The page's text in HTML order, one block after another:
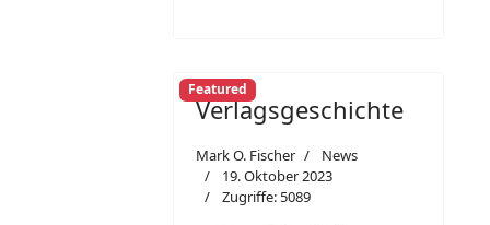
Featured
Verlagsgeschichte
Mark O. Fischer
News
19. Oktober 2023
Zugriffe: 5089